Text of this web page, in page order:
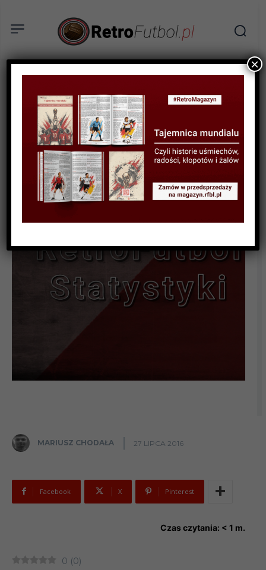
STATYSTYKI FUTBOLOWE
STATYSTYKI KLUBOWE
STATYSTYKI PUCHAROWE
Tabela wszech czasów:
Puchar Francji
MARIUSZ CHODAŁA 27 LIPCA 2016
Facebook X Pinterest
Czas czytania: < 1 m.
0 (0)
×